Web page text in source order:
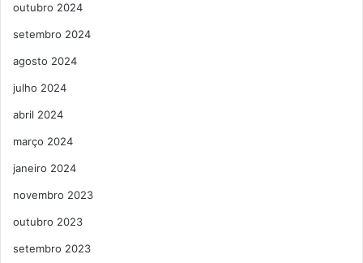
outubro 2024
setembro 2024
agosto 2024
julho 2024
abril 2024
março 2024
janeiro 2024
novembro 2023
outubro 2023
setembro 2023